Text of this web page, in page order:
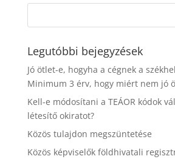
Legutóbbi bejegyzések
Jó ötlet-e, hogyha a cégnek a
Minimum 3 érv, hogy miért nem jó
Kell-e módosítani a TEÁOR kódok
létesítő okiratot?
Közös tulajdon megszüntetése
Közös képviselők földhivatali